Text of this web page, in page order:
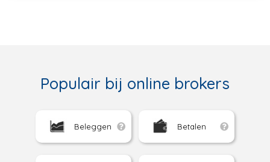
Populair bij online brokers
Beleggen Betalen